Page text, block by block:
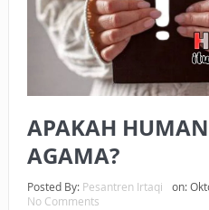
BAGAIMANA CARA
UANG HARAM BISA
KEPEMILIKANNYA BERUBAH
BAHASA CINTA KARENA ALLAH
HUKUM MEMBAYAR ZAKAT
APAKAH
AGAMA?
Posted By: Pesantren Irtaqi on:
No Comments